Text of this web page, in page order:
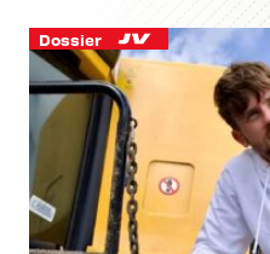
Dossier